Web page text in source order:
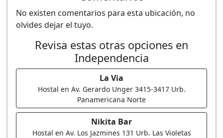
No existen comentarios para esta ubicación, no
olvides dejar el tuyo.
Revisa estas otras opciones en
Independencia
La Via
Hostal en Av. Gerardo Unger 3415-3417 Urb.
Panamericana Norte
Nikita Bar
Hostal en Av. Los Jazmines 131 Urb. Las Violetas